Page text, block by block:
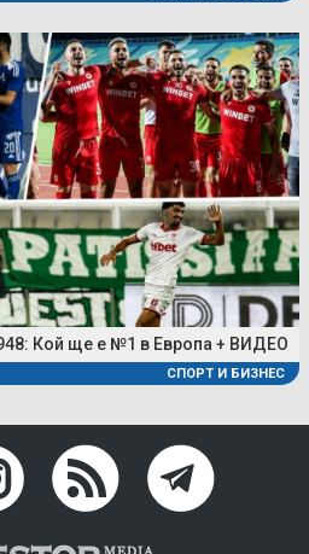
Кой ще е №1 в Европа + ВИДЕО
СПОРТ И БИЗНЕС